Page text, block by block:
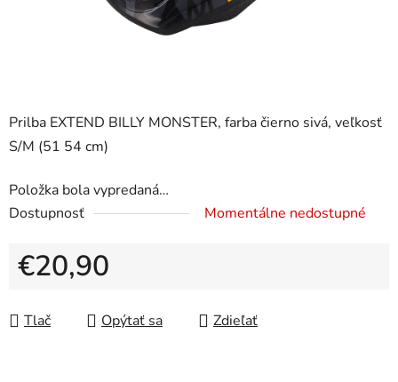
Prilba EXTEND BILLY MONSTER, farba čierno sivá, veľkosť
S/M (51 54 cm)
Položka bola vypredaná…
Dostupnosť
Momentálne nedostupné
€20,90
Tlač
Opýtať sa Zdieľať